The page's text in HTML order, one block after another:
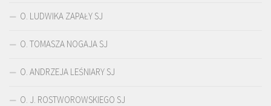
O. LUDWIKA ZAPAŁY SJ
O. TOMASZA NOGAJA SJ
O. ANDRZEJA LEŚNIARY SJ
O. J. ROSTWOROWSKIEGO SJ